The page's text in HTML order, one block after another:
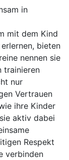
mit dem Kind
bieten
nennen sie
trainieren
nur
Vertrauen
ihre Kinder
aktiv dabei
Respekt
verbinden